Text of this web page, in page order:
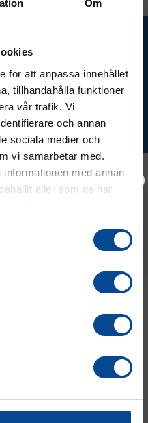
Om
för att anpassa innehållet
tillhandahålla funktioner
vår trafik. Vi
och annan
sociala medier och
vi samarbetar med.
med annan
eller som de har
tjänster.